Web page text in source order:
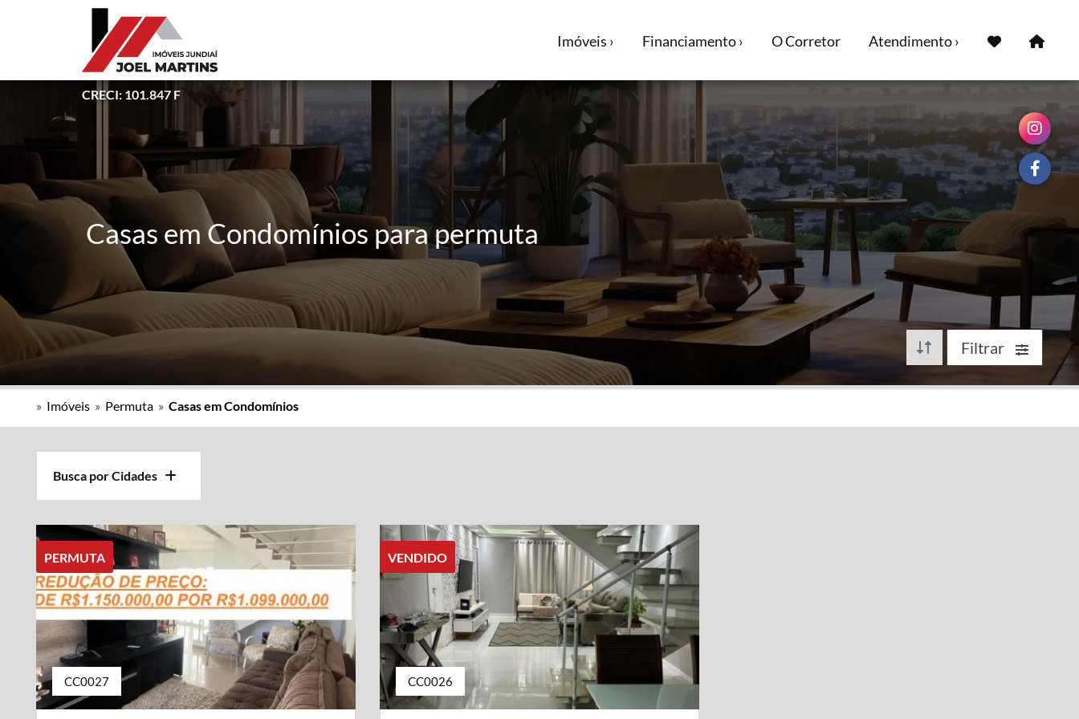
CRECI: 101.847 F
Imóveis › Financiamento › O Corretor Atendimento ›
Casas em Condomínios para permuta
Filtrar
» Imóveis » Permuta » Casas em Condomínios
Busca por Cidades
PERMUTA
CC0027
VENDIDO
CC0026